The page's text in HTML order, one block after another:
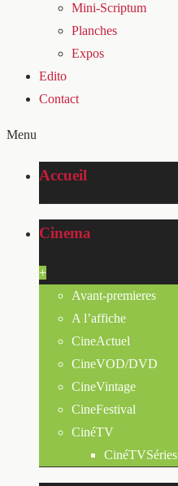
Mini-Scriptum
Planches
Expos
Edito
Contact
Menu
Accueil
Cinema
+
Avant-premieres
A l’affiche
CineActuel
CineVOD/DVD
CineVintage
CineFestival
CinéTV
CinéTVSéries